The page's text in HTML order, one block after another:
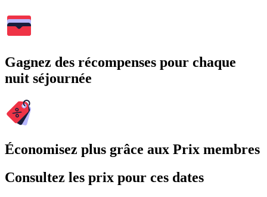
Gagnez des récompenses pour chaque
nuit séjournée
Économisez plus grâce aux Prix membres
Consultez les prix pour ces dates